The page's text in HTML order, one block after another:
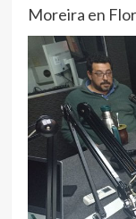
Moreira en